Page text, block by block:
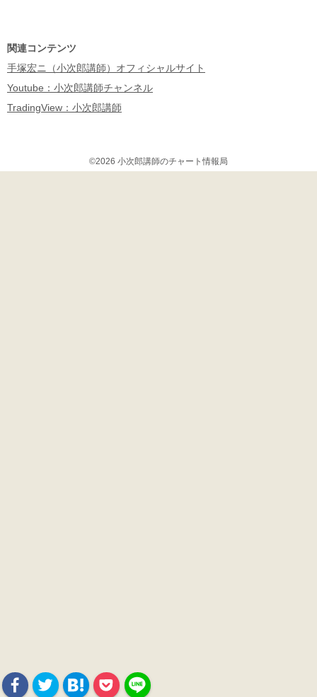
関連コンテンツ
手塚宏ニ（小次郎講師）オフィシャルサイト
Youtube：小次郎講師チャンネル
TradingView：小次郎講師
©2026 小次郎講師のチャート情報局